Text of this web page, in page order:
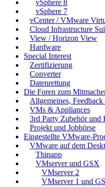
vSphere 8
vSphere 7
vCenter / VMware
Cloud Infrastructure
View / Horizon View
Hardware
Special Interest
Zertifizierung
Converter
Datenrettung
Die Foren zum
Allgemeines,
VMs & Appliances
3rd Party Zubehör und
Projekt und Jobbörse
Eingestellte VMware-
VMware auf dem
Thinapp
VMserver und GSX
VMserver 2
VMserver 1 und